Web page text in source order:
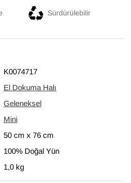
Sürdürülebilir
K0074717
El Dokuma Halı
Geleneksel
Mini
50 cm x 76 cm
100% Doğal Yün
1,0 kg